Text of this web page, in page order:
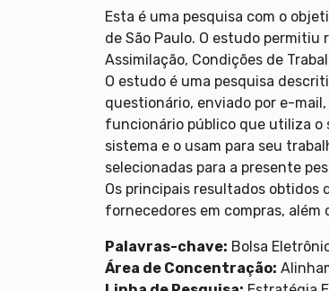
Esta é uma pesquisa com o
de São Paulo. O estudo
Assimilação, Condições de
O estudo é uma pesquisa
questionário, enviado por e-
funcionário público que utiliza o
sistema e o usam para seu
selecionadas para a presente
Os principais resultados obtidos
fornecedores em compras, além
Palavras-chave: Bolsa
Área de Concentração: